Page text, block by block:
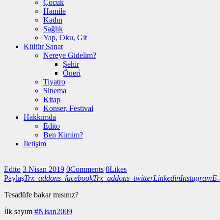
Çocuk
Hamile
Kadın
Sağlık
Yap, Oku, Git
Kültür Sanat
Nereye Gidelim?
Şehir
Öneri
Tiyatro
Sinema
Kitap
Konser, Festival
Hakkımda
Edito
Ben Kimim?
İletişim
Edito 3 Nisan 2019 0Comments 0Likes
PaylaşTrx_addons_facebookTrx_addons_twitterLinkedinInstagram
Tesadüfe bakar mısınız?
İlk sayım #Nisan2009